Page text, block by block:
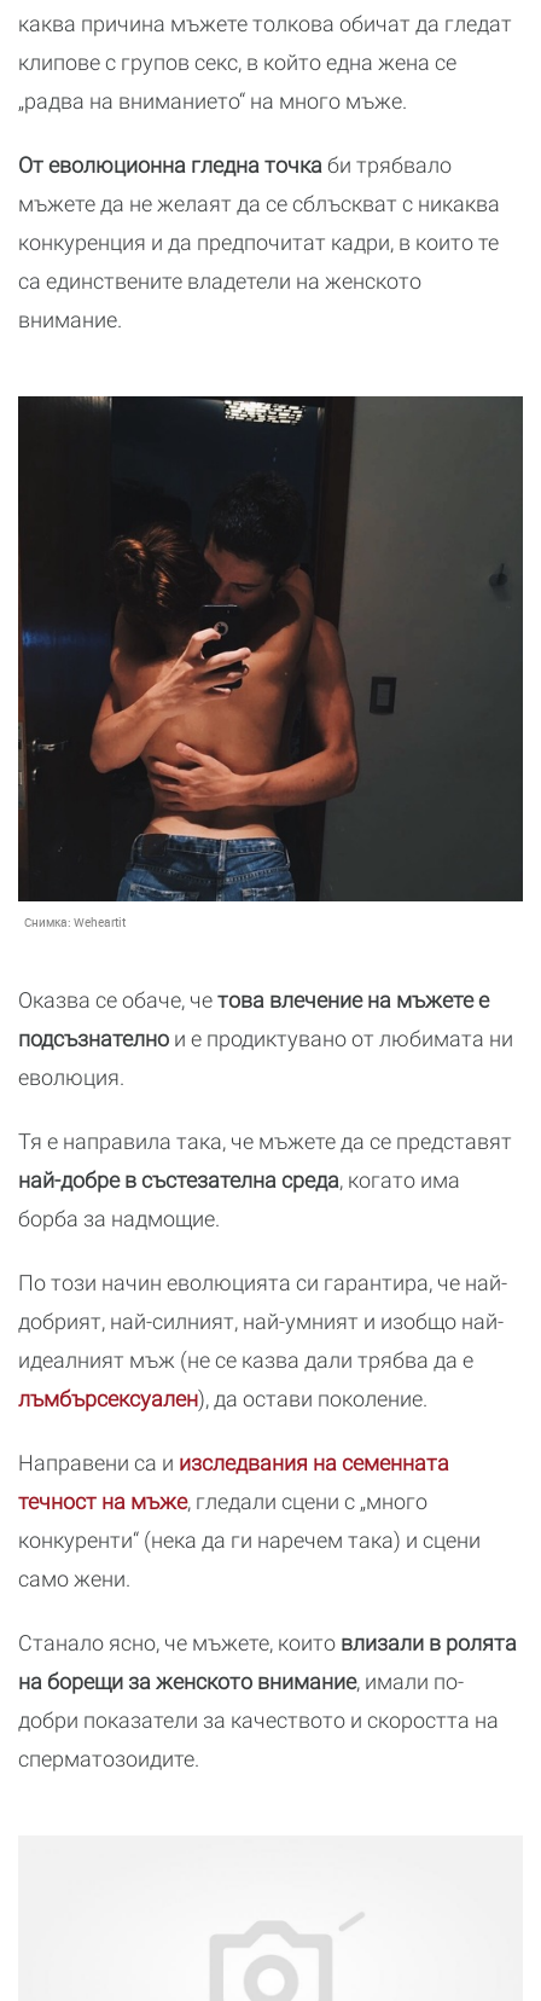
каква причина мъжете толкова обичат да гледат
клипове с групов секс, в който една жена се
„радва на вниманието“ на много мъже.
От еволюционна гледна точка би трябвало
мъжете да не желаят да се сблъскват с никаква
конкуренция и да предпочитат кадри, в които те
са единствените владетели на женското
внимание.
Снимка: Weheartit
Оказва се обаче, четова влечение на мъжете е
подсъзнателно и е продиктувано от любимата ни
еволюция.
Тя е направила така, че мъжете да се представят
най-добре в състезателна среда, когато има
борба за надмощие.
По този начин еволюцията си гарантира, че най-
добрият, най-силният, най-умният и изобщо най-
идеалният мъж (не се казва дали трябва да е
лъмбърсексуален), да остави поколение.
Направени са и изследвания на семенната
течност на мъже, гледали сцени с „много
конкуренти“ (нека да ги наречем така) и сцени
само жени.
Станало ясно, че мъжете, които влизали в ролята
на борещи за женското внимание, имали по-
добри показатели за качеството и скоростта на
сперматозоидите.